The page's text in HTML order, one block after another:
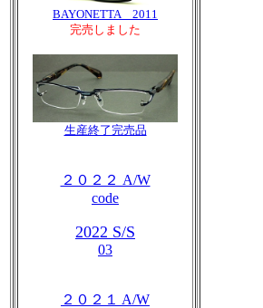
BAYONETTA 2011
完売しました
生産終了完売品
２０２２ A/W
code
2022 S/S
03
２０２１ A/W